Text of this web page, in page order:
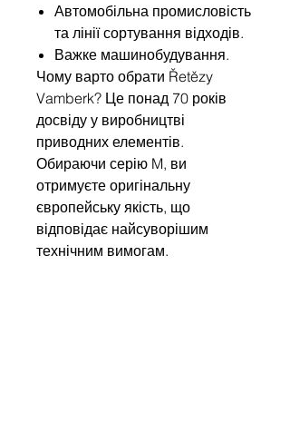
Автомобільна промисловість
та лінії сортування відходів.
Важке машинобудування.
Чому варто обрати Řetězy
Vamberk? Це понад 70 років
досвіду у виробництві
приводних елементів.
Обираючи серію M, ви
отримуєте оригінальну
європейську якість, що
відповідає найсуворішим
технічним вимогам.